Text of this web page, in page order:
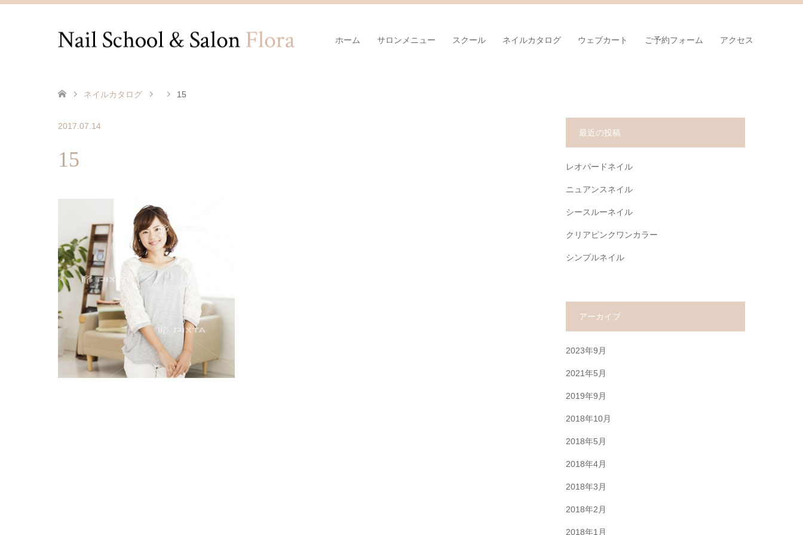
ホーム サロンメニュー スクール ネイルカタログ ウェブカート ご予約フォーム アクセス
ネイルカタログ 15
2017.07.14
15
最近の投稿
レオパードネイル
ニュアンスネイル
シースルーネイル
クリアピンクワンカラー
シンプルネイル
アーカイブ
2023年9月
2021年5月
2019年9月
2018年10月
2018年5月
2018年4月
2018年3月
2018年2月
2018年1月